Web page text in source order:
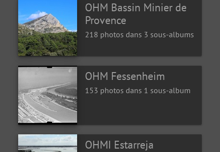
OHM Bassin Minier de
Provence
218 photos dans 3 sous-albums
OHM Fessenheim
153 photos dans 1 sous-album
OHMI Estarreja